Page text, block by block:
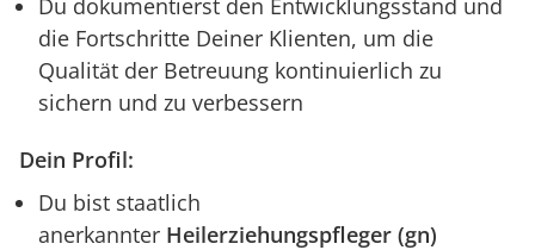
die Fortschritte Deiner Klienten, um die
Qualität der Betreuung kontinuierlich zu
sichern und zu verbessern
Dein Profil:
Du bist staatlich
anerkannter Heilerziehungspfleger (gn)